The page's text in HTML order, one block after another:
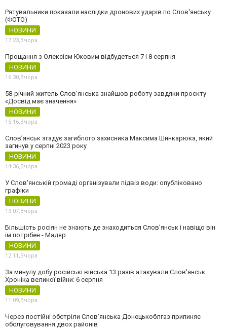
Рятувальники показали наслідки дронових ударів по Слов'янську
(ФОТО)
НОВИНИ
17:23,Вчора
Прощання з Олексієм Юковим відбудеться 7 і 8 серпня
НОВИНИ
16:30,Вчора
58-річний житель Слов'янська знайшов роботу завдяки проєкту
«Досвід має значення»
НОВИНИ
15:16,Вчора
Слов’янськ згадує загиблого захисника Максима Шинкарюка, який
загинув у серпні 2023 року
НОВИНИ
14:36,Вчора
У Слов'янській громаді організували підвіз води: опубліковано
графіки
НОВИНИ
13:07,Вчора
Більшість росіян не знають де знаходиться Слов’янськ і навіщо він
їм потрібен - Мадяр
НОВИНИ
12:11,Вчора
За минулу добу російські війська 13 разів атакували Слов'янськ.
Хроніка великої війни: 6 серпня
НОВИНИ
11:09,Вчора
Через постійні обстріли Слов’янська Донецькоблгаз припиняє
обслуговування двох районів